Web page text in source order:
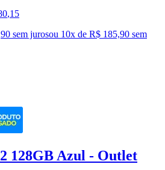
,15
sem jurosou 10x de R$ 185,90 sem
128GB Azul - Outlet